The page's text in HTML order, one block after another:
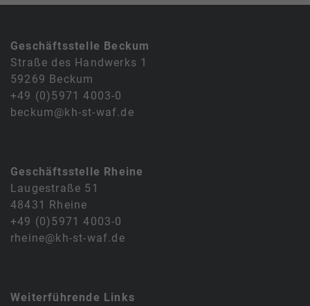
Geschäftsstelle Beckum
Straße des Handwerks 1
59269 Beckum
+49 (0)5971 4003-0
beckum@kh-st-waf.de
Geschäftsstelle Rheine
Laugestraße 51
48431 Rheine
+49 (0)5971 4003-0
rheine@kh-st-waf.de
Weiterführende Links